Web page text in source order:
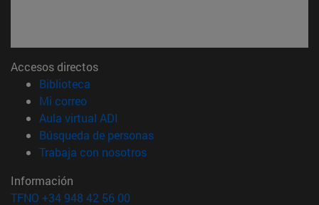
Accesos directos
Biblioteca
Mi correo(abre en nueva ventana)
Aula virtual ADI
Búsqueda de personas(abre en nueva ventana)
Trabaja con nosotros(abre en nueva ventana)
Información
TFNO +34 948 42 56 00